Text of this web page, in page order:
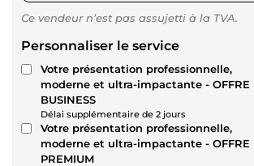
Ce vendeur n’est pas assujetti à la TVA.
Personnaliser le service
Votre présentation professionnelle,
moderne et ultra-impactante - OFFRE
BUSINESS
Délai supplémentaire de 2 jours
Votre présentation professionnelle,
moderne et ultra-impactante - OFFRE
PREMIUM